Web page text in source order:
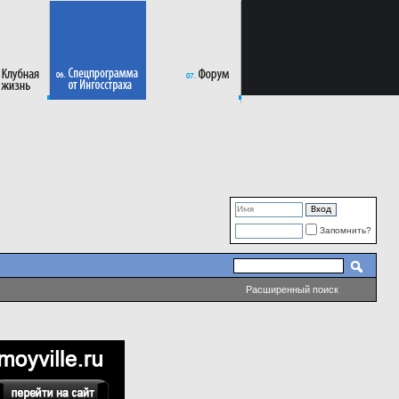
Запомнить?
Расширенный поиск